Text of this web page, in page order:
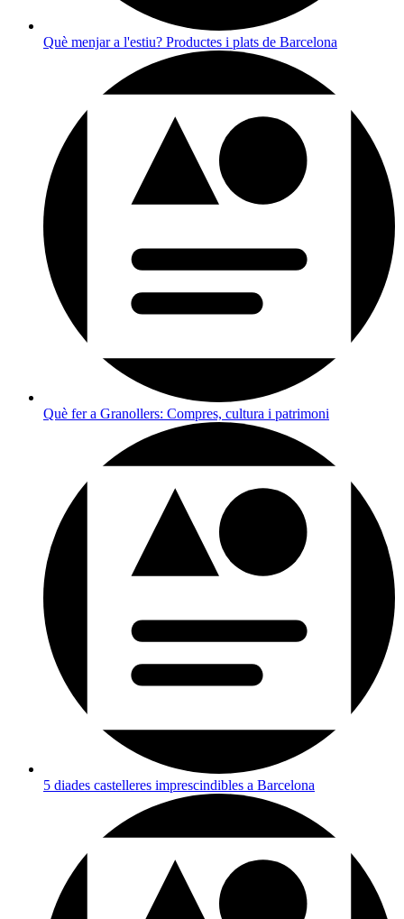
Què menjar a l'estiu? Productes i plats de Barcelona
Què fer a Granollers: Compres, cultura i patrimoni
5 diades castelleres imprescindibles a Barcelona